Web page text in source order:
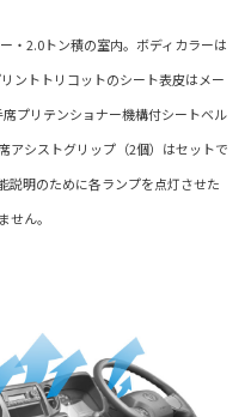
・2.0トン積の室内。ボディカラーは
ントトリコットのシート表皮はメー
プリテンショナー機構付シートベル
アシストグリップ（2個）はセットで
明のために各ランプを点灯させた
せん。